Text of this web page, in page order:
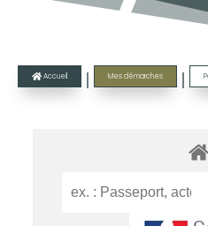
 Accueil | Mes démarches |